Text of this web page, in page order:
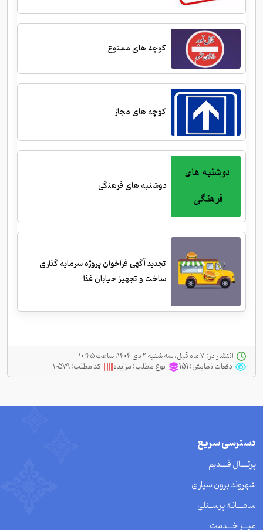
کوچه های ممنوع
کوچه های مجاز
دوشنبه های فرهنگی
تجدید آگهی فراخوان پروژه سرمایه گذاری
ساخت و تجهیز خیابان غذا
انتشار در:
دفعات نمایش:151 نوع مطلب:مزایده کد مطلب:۱۰۵۷۹
دسترسی سریع
پرتــــال قــــدیم
شهروند برون سپاری
سامـــانـه پرســنلی
میـــز خـــدمت